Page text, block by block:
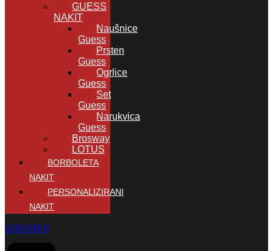
GUESS
NAKIT
Naušnice
Guess
Prsten
Guess
Ogrlice
Guess
Set
Guess
Narukvica
Guess
Brosway
LOTUS
BORBOLETA
NAKIT
PERSONALIZIRANI
NAKIT
0,00 KM 0